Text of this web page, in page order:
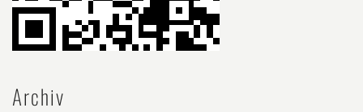
Archiv